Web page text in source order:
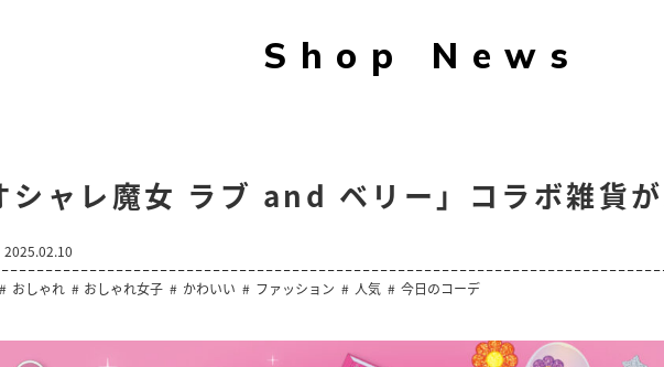
Shop News
シャレ魔女 ラブ and ベリー」コラボ雑貨が
2025.02.10
おしゃれ おしゃれ女子 かわいい ファッション 人気 今日のコーデ